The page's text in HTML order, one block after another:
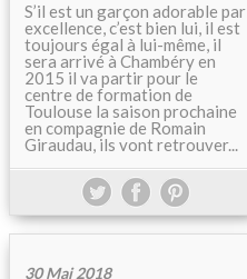
S’il est un garçon adorable par
excellence, c’est bien lui, il est
toujours égal à lui-même, il
sera arrivé à Chambéry en
2015 il va partir pour le
centre de formation de
Toulouse la saison prochaine
en compagnie de Romain
Giraudau, ils vont retrouver...
30 Mai 2018